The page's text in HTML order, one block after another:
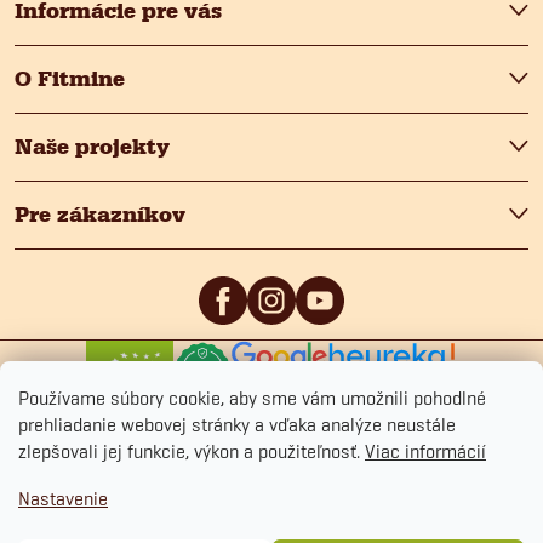
Používame súbory cookie, aby sme vám umožnili pohodlné
prehliadanie webovej stránky a vďaka analýze neustále
zlepšovali jej funkcie, výkon a použiteľnosť. Viac informácií
Nastavenie
Informácie pre vás
O Fitmine
Naše projekty
Pre zákazníkov
Copyright 2026